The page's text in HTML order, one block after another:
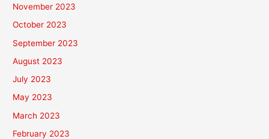
November 2023
October 2023
September 2023
August 2023
July 2023
May 2023
March 2023
February 2023